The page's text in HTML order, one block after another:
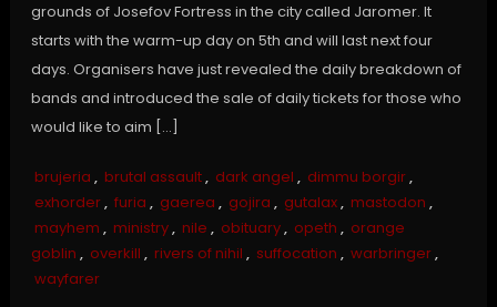
grounds of Josefov Fortress in the city called Jaromer. It
starts with the warm-up day on 5th and will last next four
days. Organisers have just revealed the daily breakdown of
bands and introduced the sale of daily tickets for those who
would like to aim […]
brujeria , brutal assault, dark angel , dimmu borgir,
exhorder, furia , gaerea , gojira , gutalax, mastodon ,
mayhem , ministry, nile , obituary, opeth , orange
goblin , overkill , rivers of nihil , suffocation , warbringer,
wayfarer